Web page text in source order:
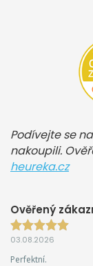
Podívejte se
nakoupili.
heureka.cz
Ověřený
03.08.2026
Perfektní.